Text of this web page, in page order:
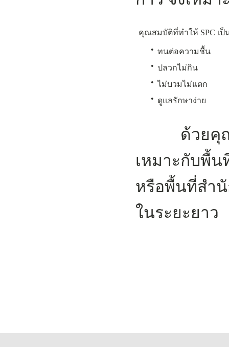
คุณสมบัติที่ทำให้ SPC เป็
• ทนต่อความชื้น
• ปลวกไม่กิน
• ไม่บวมไม่แตก
• ดูแลรักษาง่าย
ด้วยคุณสม
เหมาะกับพื้น
หรือพื้นที่สำ
ในระยะยาว